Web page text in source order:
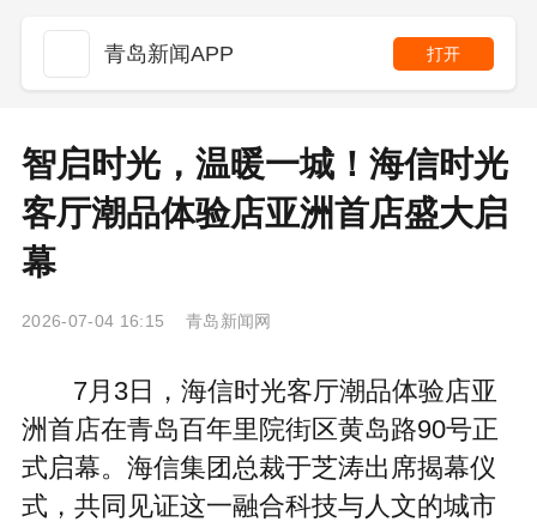
青岛新闻APP 打开
智启时光，温暖一城！海信时光
客厅潮品体验店亚洲首店盛大启
幕
2026-07-04 16:15 青岛新闻网
7月3日，海信时光客厅潮品体验店亚
洲首店在青岛百年里院街区黄岛路90号正
式启幕。海信集团总裁于芝涛出席揭幕仪
式，共同见证这一融合科技与人文的城市